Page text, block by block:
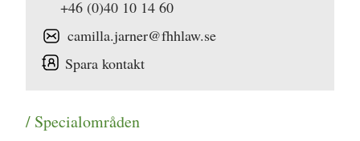
+46 (0)40 10 14 60
camilla.jarner@fhhlaw.se
Spara kontakt
/ Specialområden